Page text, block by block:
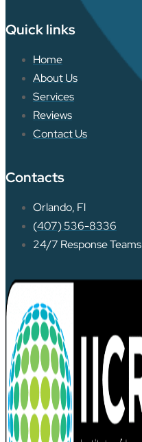
Quick links
Home
About Us
Services
Reviews
Contact Us
Contacts
Orlando, Fl
(407) 536-8336
24/7 Response Teams